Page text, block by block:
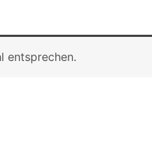
entsprechen.